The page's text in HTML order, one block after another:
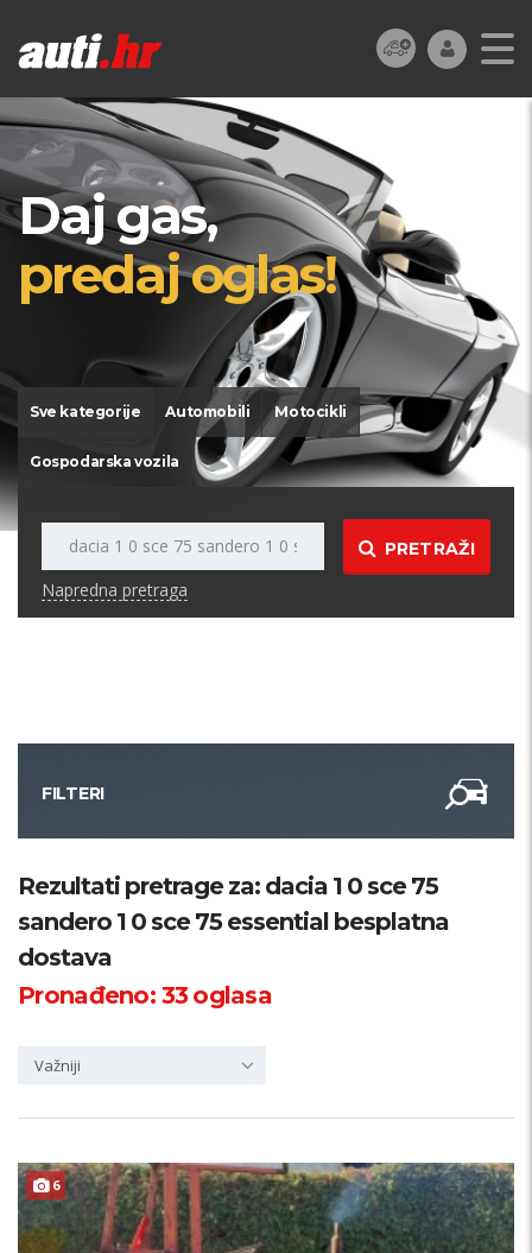
Daj gas,
predaj oglas!
Sve kategorije Automobili Motocikli
Gospodarska vozila
PRETRAŽI
Napredna pretraga
FILTERI
Kategorija
Samo sa slikom
Rezultati pretrage za: dacia 1 0 sce 75
sandero 1 0 sce 75 essential besplatna
dostava
Pronađeno:33oglasa
Važniji
6